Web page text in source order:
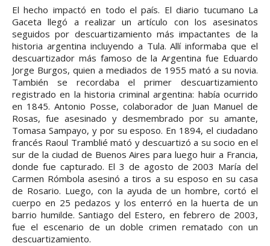
El hecho impactó en todo el país. El diario tucumano La
Gaceta llegó a realizar un artículo con los asesinatos
seguidos por descuartizamiento más impactantes de la
historia argentina incluyendo a Tula. Allí informaba que el
descuartizador más famoso de la Argentina fue Eduardo
Jorge Burgos, quien a mediados de 1955 mató a su novia.
También se recordaba el primer descuartizamiento
registrado en la historia criminal argentina: había ocurrido
en 1845. Antonio Posse, colaborador de Juan Manuel de
Rosas, fue asesinado y desmembrado por su amante,
Tomasa Sampayo, y por su esposo. En 1894, el ciudadano
francés Raoul Tramblié mató y descuartizó a su socio en el
sur de la ciudad de Buenos Aires para luego huir a Francia,
donde fue capturado. El 3 de agosto de 2003 María del
Carmen Rómbola asesinó a tiros a su esposo en su casa
de Rosario. Luego, con la ayuda de un hombre, cortó el
cuerpo en 25 pedazos y los enterró en la huerta de un
barrio humilde. Santiago del Estero, en febrero de 2003,
fue el escenario de un doble crimen rematado con un
descuartizamiento.